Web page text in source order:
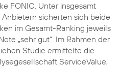
FONIC. Unter insgesamt
sicherten sich beide
im Gesamt-Ranking jeweils
„sehr gut“. Im Rahmen der
Studie ermittelte die
ServiceValue,